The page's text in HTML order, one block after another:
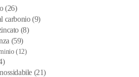
(26)
carbonio(9)
(8)
(59)
(12)
(21)